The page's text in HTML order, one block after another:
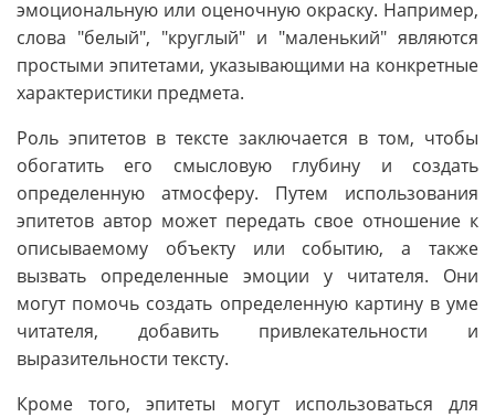
эмоциональную или оценочную окраску. Например,
слова "белый", "круглый" и "маленький" являются
простыми эпитетами, указывающими на конкретные
характеристики предмета.
Роль эпитетов в тексте заключается в том, чтобы
обогатить его смысловую глубину и создать
определенную атмосферу. Путем использования
эпитетов автор может передать свое отношение к
описываемому объекту или событию, а также
вызвать определенные эмоции у читателя. Они
могут помочь создать определенную картину в уме
читателя, добавить привлекательности и
выразительности тексту.
Кроме того, эпитеты могут использоваться для